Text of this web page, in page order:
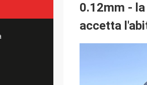
0.12mm -
accetta